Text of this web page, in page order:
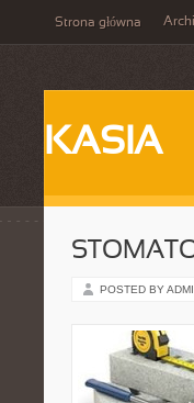
Strona główna
KASIA
POSTED BY